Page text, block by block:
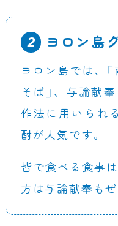
ヨロン島
ヨロン島では、「
そば」、与論献
作法に用いられ
酎が人気です。
皆で食べる食事
方は与論献奉も